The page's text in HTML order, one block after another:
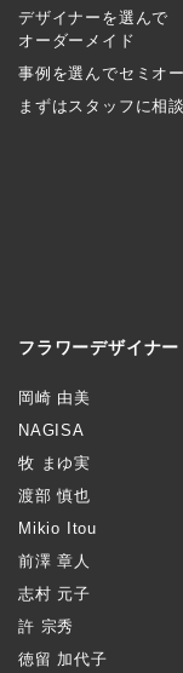
デザイナーを選んで
オーダーメイド
事例を選んでセミオ
まずはスタッフに相談
フラワーデザイナー
岡崎 由美
NAGISA
牧 まゆ実
渡部 慎也
Mikio Itou
前澤 章人
志村 元子
許 宗秀
徳留 加代子